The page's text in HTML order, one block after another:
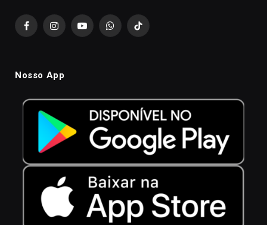
FacebookInstagramYouTubeWhatsAppTikTok
Nosso App